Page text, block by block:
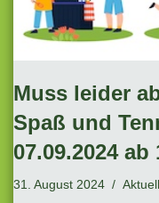
Muss leider
Spaß und
07.09.2024 ab
31. August 2024